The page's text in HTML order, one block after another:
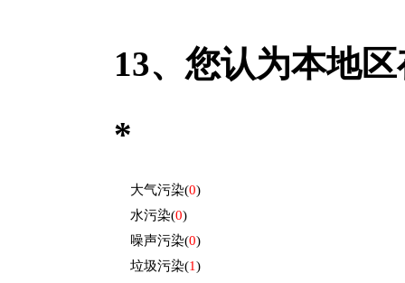
13、 您认为本地
*
大气污染(0)
水污染(0)
噪声污染(0)
垃圾污染(1)